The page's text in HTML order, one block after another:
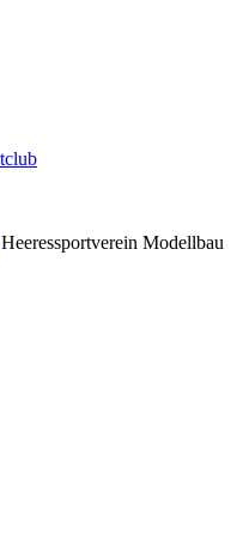
Heeressportverein Modellbau